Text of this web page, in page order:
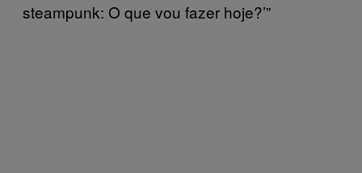
steampunk: O que vou fazer hoje?’”